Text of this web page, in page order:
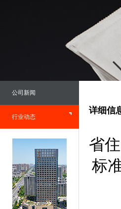
公司新闻
行业动态
详细信
省
标